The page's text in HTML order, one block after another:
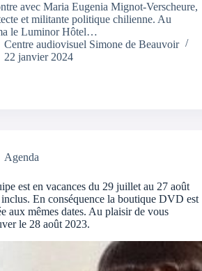
avec Maria Eugenia Mignot-Verscheure,
et militante politique chilienne. Au
le Luminor Hôtel…
Centre audiovisuel Simone de Beauvoir
22 janvier 2024
Agenda
est en vacances du 29 juillet au 27 août
En conséquence la boutique DVD est
aux mêmes dates. Au plaisir de vous
le 28 août 2023.